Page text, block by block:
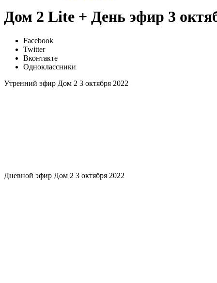
Дом 2 Lite + День эфир 3
Facebook
Twitter
Вконтакте
Одноклассники
Утренний эфир Дом 2 3 октября 2022
Дневной эфир Дом 2 3 октября 2022